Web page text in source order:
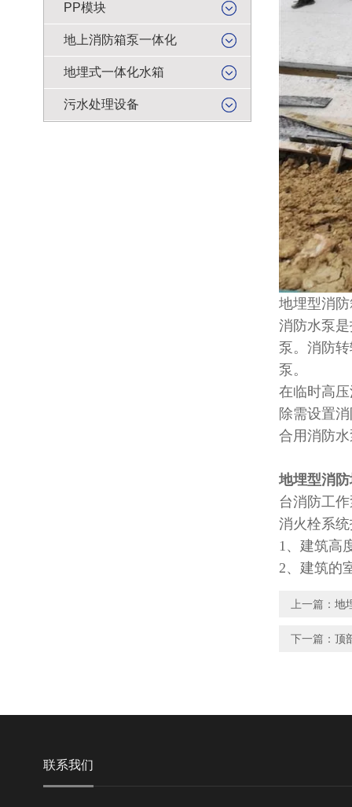
PP模块
地上消防箱泵一体化
地埋式一体化水箱
污水处理设备
地埋型消
消防水泵
泵。消防
泵。
在临时高
除需设置
合用消防
地埋型消
台消防工
消火栓系
1、建筑高
2、建筑的
上一篇： 地
下一篇： 顶
联系我们